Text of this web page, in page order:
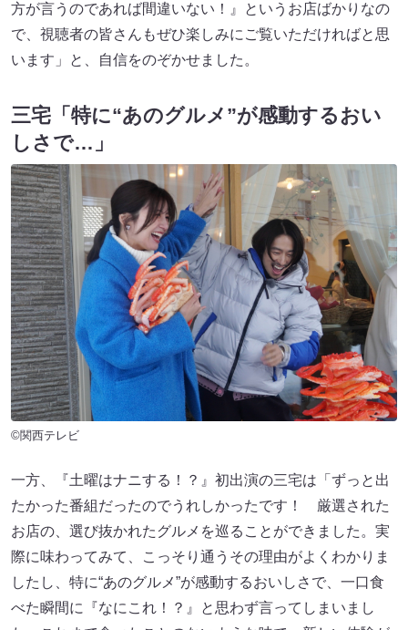
方が言うのであれば間違いない！』というお店ばかりなの
で、視聴者の皆さんもぜひ楽しみにご覧いただければと思
います」と、自信をのぞかせました。
三宅「特に“あのグルメ”が感動するおい
しさで…」
©関西テレビ
一方、『土曜はナニする！？』初出演の三宅は「ずっと出
たかった番組だったのでうれしかったです！ 厳選された
お店の、選び抜かれたグルメを巡ることができました。実
際に味わってみて、こっそり通うその理由がよくわかりま
したし、特に“あのグルメ”が感動するおいしさで、一口食
べた瞬間に『なにこれ！？』と思わず言ってしまいまし